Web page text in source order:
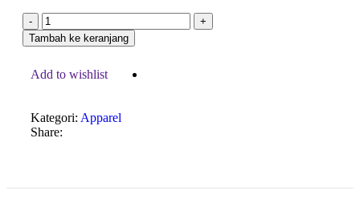
Tambah ke keranjang
Add to wishlist
Kategori: Apparel
Share: